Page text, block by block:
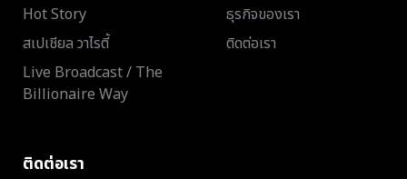
Hot Story
สเปเชียล วาไรตี้
Live Broadcast / The
Billionaire Way
ธุรกิจของเรา
ติดต่อเรา
ติดต่อเรา